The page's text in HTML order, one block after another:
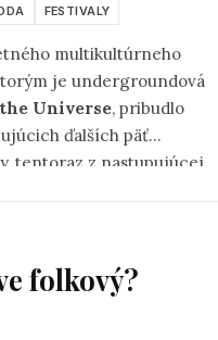
FESTIVALY
multikultúrneho
je undergroundová
Universe, pribudlo
ďalších päť
tentoraz z nastupujúcej
folkový?